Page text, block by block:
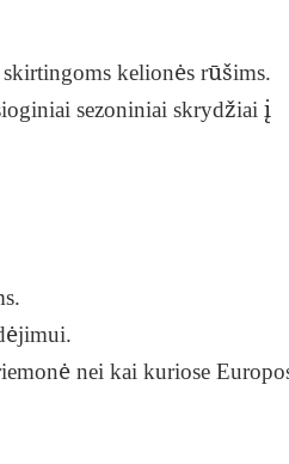
kelionės rūšims.
sezoniniai skrydžiai į
nei kai kuriose